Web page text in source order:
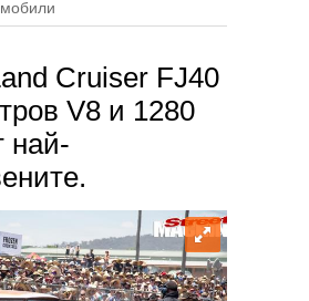
Cruiser FJ40
V8 и 1280
най-